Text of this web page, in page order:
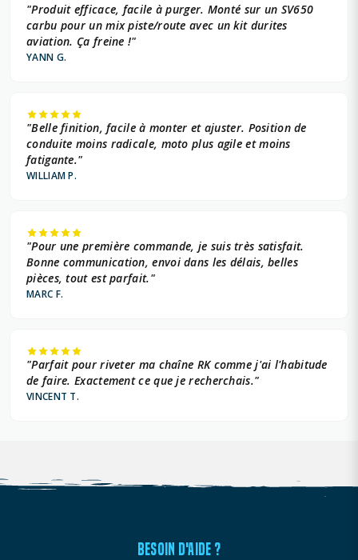
"Produit efficace, facile à purger. Monté sur un SV650
carbu pour un mix piste/route avec un kit durites
aviation. Ça freine !"
YANN G.
"Belle finition, facile à monter et ajuster. Position de
conduite moins radicale, moto plus agile et moins
fatigante."
WILLIAM P.
"Pour une première commande, je suis très satisfait.
Bonne communication, envoi dans les délais, belles
pièces, tout est parfait."
MARC F.
"Parfait pour riveter ma chaîne RK comme j'ai l'habitude
de faire. Exactement ce que je recherchais."
VINCENT T.
BESOIN D'AIDE ?